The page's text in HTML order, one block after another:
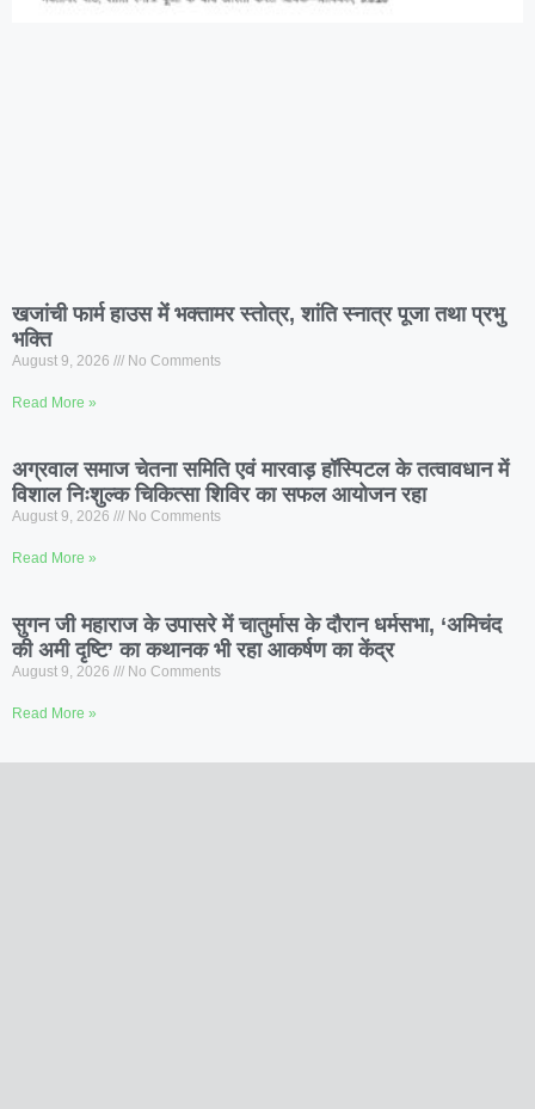
खजांची फार्म हाउस मेंं भक्तामर स्तोत्र, शांति स्नात्र पूजा तथा प्रभु
भक्ति
August 9, 2026 No Comments
Read More »
अग्रवाल समाज चेतना समिति एवं मारवाड़ हॉस्पिटल के तत्वावधान में
विशाल निःशुल्क चिकित्सा शिविर का सफल आयोजन रहा
August 9, 2026 No Comments
Read More »
सुगन जी महाराज के उपासरे में चातुर्मास के दौरान धर्मसभा, ‘अमिचंद
की अमी दृष्टि’ का कथानक भी रहा आकर्षण का केंद्र
August 9, 2026 No Comments
Read More »